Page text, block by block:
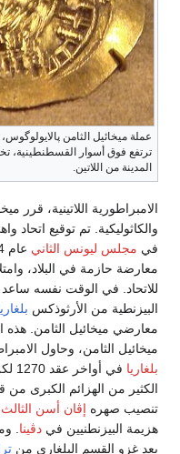
ميخائيل الثامن پالايولوگوس، تصور
فوق أسوار القسطنطينية، تخليداً
من اللاتين.
اللاتينية، قرر ميخائيل
تم توقيع اتحاد واهي بين
مجلس ليونس الثاني
حازمة في البلاد، وامتلأت
في الوقت نفسه ساعد الجدل
من الأرثوذكسبلغاريا
ميخائيل الثامن. هذه
الثامن، وحاول الامبراطور
في أواخر عقد
من الهزائم الكبرى من قبل
صهره إڤان أسن الثالثمؤقتاً
البيزنطنيين فيدڤينا. ومع ذلك،
غزو القسم البلغاري من تراقيا